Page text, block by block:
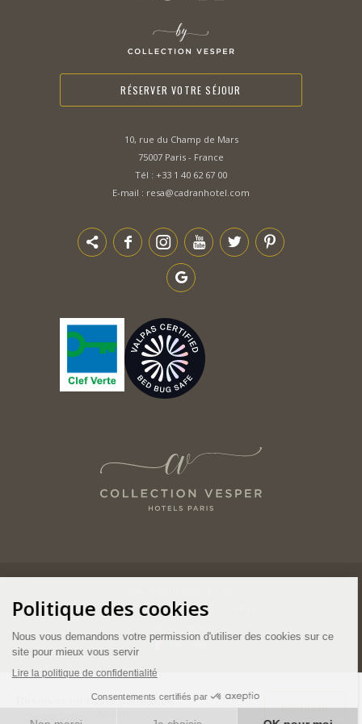
RÉSERVER VOTRE SÉJOUR
10, rue du Champ de Mars
75007 Paris - France
Tél : +33 1 40 62 67 00
E-mail : resa@cadranhotel.com
CONDITIONS GÉNÉRALES DE VENTE
Language
Réservez en toute confiance RÉSERVER